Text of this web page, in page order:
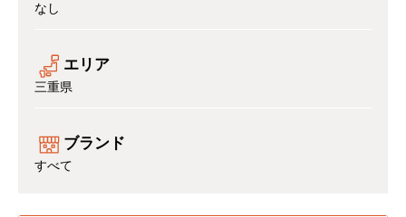
なし
エリア
三重県
ブランド
すべて